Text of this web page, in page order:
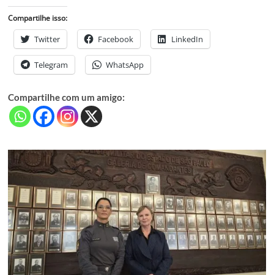
Compartilhe isso:
Twitter Facebook LinkedIn
Telegram WhatsApp
Compartilhe com um amigo: